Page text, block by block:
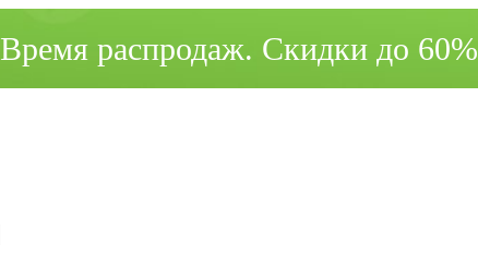
Время распродаж. Cкидки до 60%